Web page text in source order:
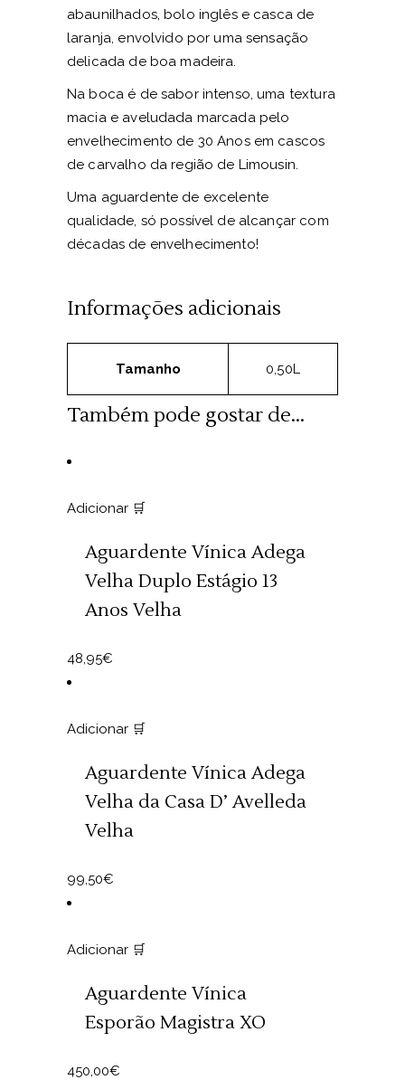
abaunilhados, bolo inglês e casca de
laranja, envolvido por uma sensação
delicada de boa madeira.
Na boca é de sabor intenso, uma textura
macia e aveludada marcada pelo
envelhecimento de 30 Anos em cascos
de carvalho da região de Limousin.
Uma aguardente de excelente
qualidade, só possível de alcançar com
décadas de envelhecimento!
Informações adicionais
Tamanho 0,50L
Também pode gostar de...
Adicionar 🛒
Aguardente Vínica Adega
Velha Duplo Estágio 13
Anos Velha
48,95€
Adicionar 🛒
Aguardente Vínica Adega
Velha da Casa D’ Avelleda
Velha
99,50€
Adicionar 🛒
Aguardente Vínica
Esporão Magistra XO
450,00€